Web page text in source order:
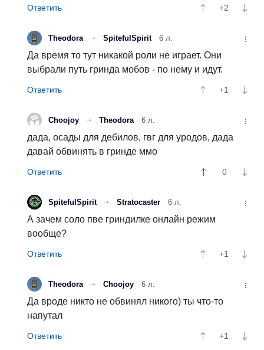
+2
Theodora SpitefulSpirit 6 л.
Да время то тут никакой роли не играет. Они
выбрали путь гринда мобов - по нему и идут.
+1
Choojoy Theodora 6 л.
дада, осады для дебилов, гвг для уродов, дада
давай обвинять в гринде ммо
0
SpitefulSpirit Stratocaster 6 л.
А зачем соло пве гриндилке онлайн режим
вообще?
+1
Theodora Choojoy 6 л.
Да вроде никто не обвинял никого) ты что-то
напутал
+1